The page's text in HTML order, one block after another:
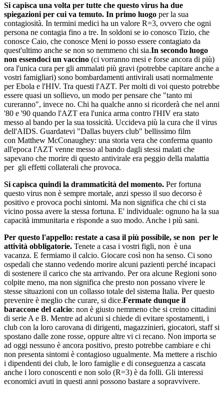
Si capisca una volta per tutte che questo virus ha due
spiegazioni per cui va temuto. In primo luogo per la sua
contagiosità. In termini medici ha un valore R=3, ovvero che ogni
persona ne contagia fino a tre. In soldoni se io conosco Tizio, che
conosce Caio, che conosce Meni io posso essere contagiato da
quest'ultimo anche se non so nemmeno chi sia.In secondo luogo
non essendoci un vaccino (ci vorranno mesi e forse ancora di più)
ora l'unica cura per gli ammalati più gravi (potrebbe capitare anche a
vostri famigliari) sono bombardamenti antivirali usati normalmente
per Ebola e l'HIV. Tra questi l'AZT. Per molti di voi questo potrebbe
essere quasi un sollievo, un modo per pensare che "tanto mi
cureranno", invece no. Chi ha qualche anno si ricorderà che nel anni
'80 e '90 quando l'AZT era l'unica arma contro l'HIV era stato
messo al bando per la sua tossicità. Uccideva più la cura che il virus
dell'AIDS. Guardatevi "Dallas buyers club" bellissimo film
con Matthew McConaughey: una storia vera che conferma quanto
all'epoca l'AZT venne messo al bando dagli stessi malati che
sapevano che morire di questo antivirale era peggio della malattia
per gli effetti collaterali che provoca.
Si capisca quindi la drammaticità del momento. Per fortuna
questo virus non è sempre mortale, anzi spesso il suo decorso è
positivo e provoca pochi sintomi. Ma non significa che chi ci sta
vicino possa avere la stessa fortuna. E' individuale: ognuno ha la sua
capacità immunitaria e risponde a suo modo. Anche i più sani.
Per questo l'appello: restate a casa il più possibile, se non per le
attività obbligatorie. Tenete a casa i vostri figli, non è una
vacanza. E fermiamo il calcio. Giocare così non ha senso. Ci sono
ospedali che stanno vedendo morire alcuni pazienti perché incapaci
di sostenere il carico che sta arrivando. Per ora alcune Regioni sono
colpite meno, ma non significa che presto non possano vivere le
stesse situazioni con un collasso totale del sistema Italia. Per questo
prevenire è meglio che curare, si dice.Fermate dunque il
baraccone del calcio: non è giusto nemmeno che si creino cittadini
di serie A e B. Mentre ad alcuni si chiede di evitare spostamenti, i
club con la loro carovana di dirigenti, magazzinieri, giocatori, staff si
spostano dalle zone rosse, oppure altre vi ci recano. Non importa se
ad oggi nessuno è ancora positivo, presto potrebbe cambiare e chi
non presenta sintomi è contagioso ugualmente. Ma mettere a rischio
i dipendenti dei club, le loro famiglie e di conseguenza a cascata
anche i loro conoscenti e non solo (R=3) è da folli. Gli interessi
economici avuti in questi anni possono bastare a sopravvivere.